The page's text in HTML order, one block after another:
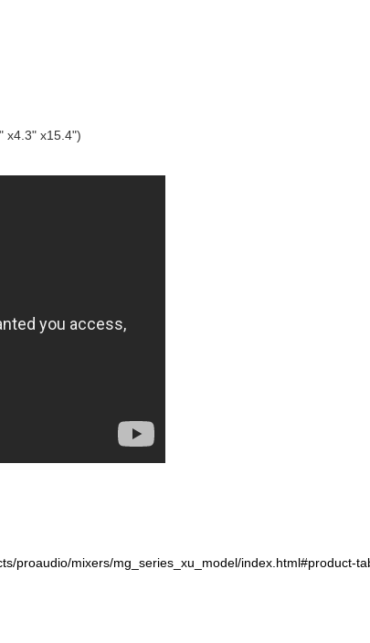
x4.3" x15.4")
proaudio/mixers/mg_series_xu_model/index.html#product-